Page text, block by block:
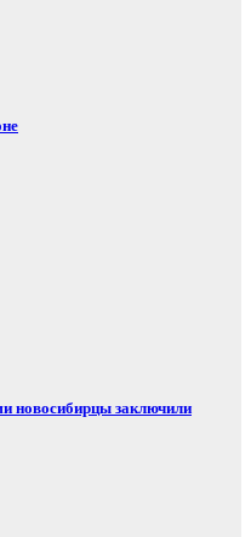
новосибирцы заключили